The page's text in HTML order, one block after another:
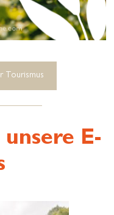
Tourismus
E-